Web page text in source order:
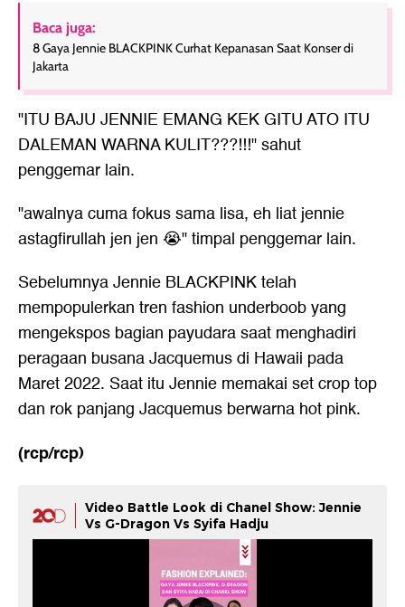
Baca juga:
8 Gaya Jennie BLACKPINK Curhat Kepanasan Saat Konser di
Jakarta
"ITU BAJU JENNIE EMANG KEK GITU ATO ITU
DALEMAN WARNA KULIT???!!!" sahut
penggemar lain.
"awalnya cuma fokus sama lisa, eh liat jennie
astagfirullah jen jen 😭" timpal penggemar lain.
Sebelumnya Jennie BLACKPINK telah
mempopulerkan tren fashion underboob yang
mengekspos bagian payudara saat menghadiri
peragaan busana Jacquemus di Hawaii pada
Maret 2022. Saat itu Jennie memakai set crop top
dan rok panjang Jacquemus berwarna hot pink.
(rcp/rcp)
Video Battle Look di Chanel Show: Jennie
Vs G-Dragon Vs Syifa Hadju